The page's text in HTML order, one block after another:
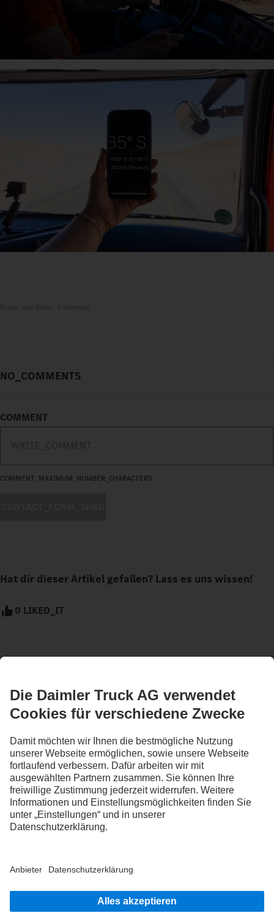
NO_COMMENTS
COMMENT
COMMENT_MAXIMUM_NUMBER_CHARACTERS
Hat dir dieser Artikel gefallen? Lass es uns wissen!
0 LIKED_IT
BLEIB IN KONTAKT.
Entdecke Mercedes-Benz Trucks auf unseren digitalen
Kanälen.
Tausche jetzt Erfahrungen mit anderen Truckerinnen und